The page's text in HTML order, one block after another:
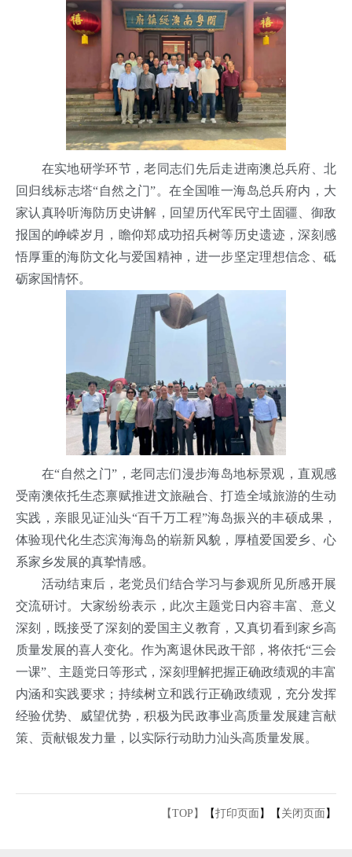
在实地研学环节，老同志们先后走进南澳总兵府、北
回归线标志塔“自然之门”。在全国唯一海岛总兵府内，大
家认真聆听海防历史讲解，回望历代军民守土固疆、御敌
报国的峥嵘岁月，瞻仰郑成功招兵树等历史遗迹，深刻感
悟厚重的海防文化与爱国精神，进一步坚定理想信念、砥
砺家国情怀。
在“自然之门”，老同志们漫步海岛地标景观，直观感
受南澳依托生态禀赋推进文旅融合、打造全域旅游的生动
实践，亲眼见证汕头“百千万工程”海岛振兴的丰硕成果，
体验现代化生态滨海海岛的崭新风貌，厚植爱国爱乡、心
系家乡发展的真挚情感。
活动结束后，老党员们结合学习与参观所见所感开展
交流研讨。大家纷纷表示，此次主题党日内容丰富、意义
深刻，既接受了深刻的爱国主义教育，又真切看到家乡高
质量发展的喜人变化。作为离退休民政干部，将依托“三会
一课”、主题党日等形式，深刻理解把握正确政绩观的丰富
内涵和实践要求；持续树立和践行正确政绩观，充分发挥
经验优势、威望优势，积极为民政事业高质量发展建言献
策、贡献银发力量，以实际行动助力汕头高质量发展。
【TOP】 【打印页面】【 关闭页面】